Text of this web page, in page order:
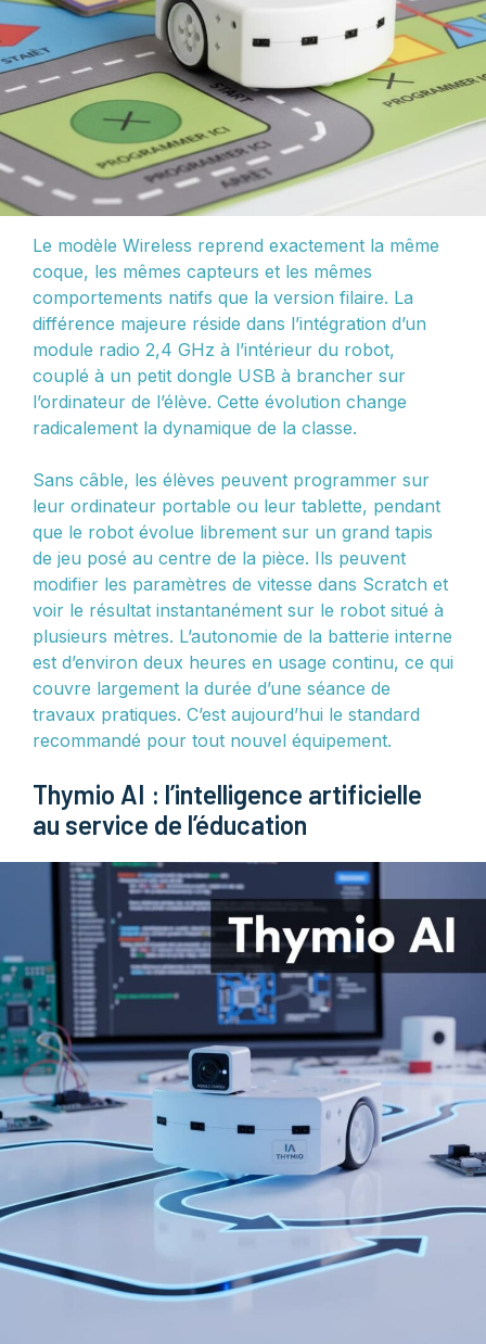
Le modèle Wireless reprend exactement la même
coque, les mêmes capteurs et les mêmes
comportements natifs que la version filaire. La
différence majeure réside dans l’intégration d’un
module radio 2,4 GHz à l’intérieur du robot,
couplé à un petit dongle USB à brancher sur
l’ordinateur de l’élève. Cette évolution change
radicalement la dynamique de la classe.
Sans câble, les élèves peuvent programmer sur
leur ordinateur portable ou leur tablette, pendant
que le robot évolue librement sur un grand tapis
de jeu posé au centre de la pièce. Ils peuvent
modifier les paramètres de vitesse dans Scratch et
voir le résultat instantanément sur le robot situé à
plusieurs mètres. L’autonomie de la batterie interne
est d’environ deux heures en usage continu, ce qui
couvre largement la durée d’une séance de
travaux pratiques. C’est aujourd’hui le standard
recommandé pour tout nouvel équipement.
Thymio AI : l’intelligence artificielle
au service de l’éducation